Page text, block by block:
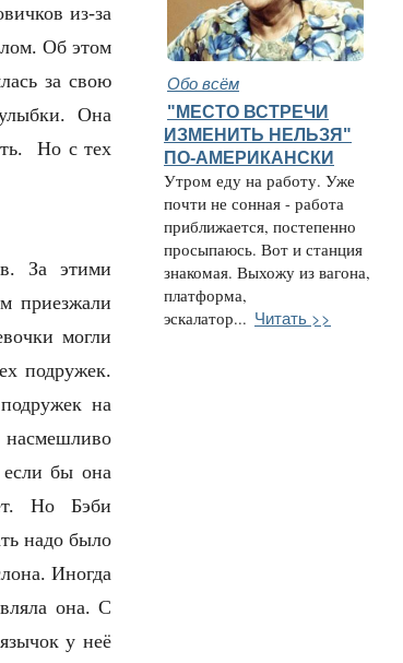
из-за
Об этом
за свою
Она
Но с тех
За этими
приезжали
могли
подружек.
на
бы она
Но Бэби
надо было
Иногда
она. С
у неё
Обо всём
"МЕСТО ВСТРЕЧИ
ИЗМЕНИТЬ НЕЛЬЗЯ"
ПО-АМЕРИКАНСКИ
Утром еду на работу. Уже
почти не сонная - работа
приближается, постепенно
просыпаюсь. Вот и станция
знакомая. Выхожу из вагона,
платформа,
эскалатор... Читать >>